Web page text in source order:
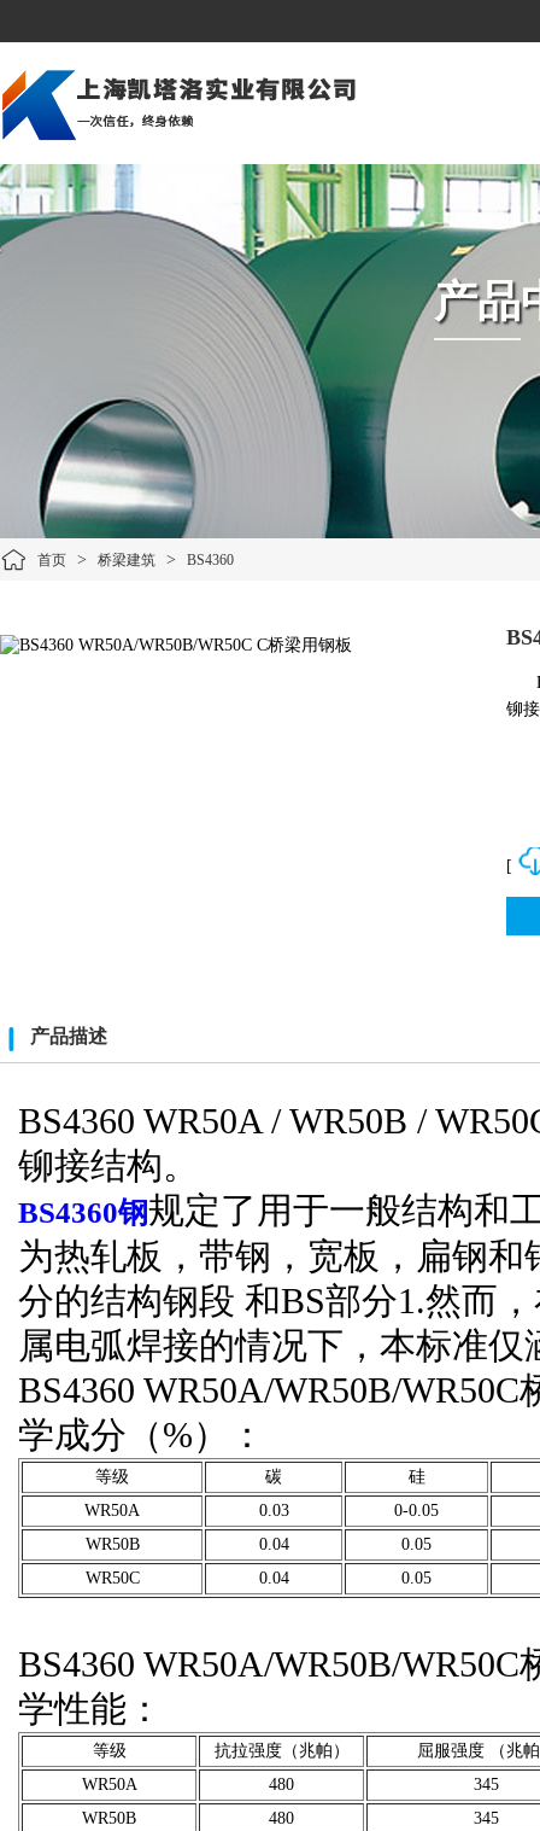
公司简介 企业文化
组织架构
建筑行业 造船行业
石油天然气
海上平台
汽车制造业
发电厂
美洲市场 亚洲市场
欧洲市场
产品
首页 > 桥梁建筑 > BS4360
铆
[
产品描述
BS4360 WR50A / WR50B /
铆接结构。
BS4360钢规定了用于一般结构和
为热轧板，带钢，宽板，扁钢和
分的结构钢段 和BS部分1.然而
属电弧焊接的情况下，本标准
BS4360 WR50A/WR50B/
学成分（%）：
等级 碳
硅
WR50A
0.03
0-0.05
WR50B
0.04
0.05
WR50C
0.04 0.05
BS4360 WR50A/WR50B/
学性能：
等级 抗拉强度（兆帕）
屈服强度 （兆
WR50A
480
345
WR50B
480
345